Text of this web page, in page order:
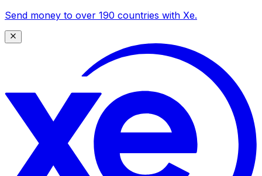
Send money to over 190 countries with Xe.